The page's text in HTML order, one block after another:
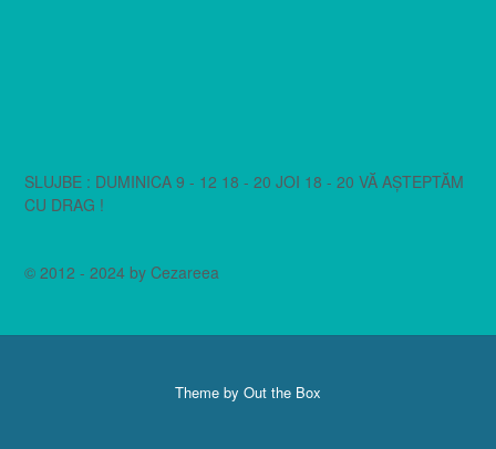
SLUJBE : DUMINICA 9 - 12 18 - 20 JOI 18 - 20 VĂ AȘTEPTĂM
CU DRAG !
© 2012 - 2024 by Cezareea
Theme by Out the Box